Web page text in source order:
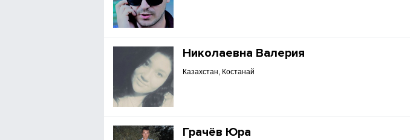
Николаевна Валерия
Казахстан, Костанай
Грачёв Юра